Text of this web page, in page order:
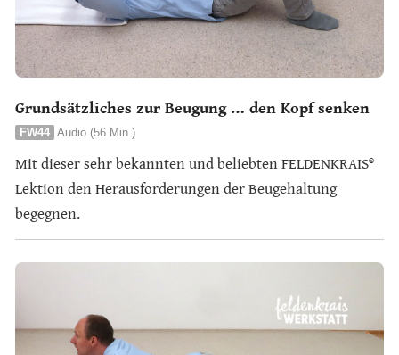
Grundsätzliches zur Beugung … den Kopf senken
FW44 Audio (56 Min.)
Mit dieser sehr bekannten und beliebten FELDENKRAIS®
Lektion den Herausforderungen der Beugehaltung
begegnen.